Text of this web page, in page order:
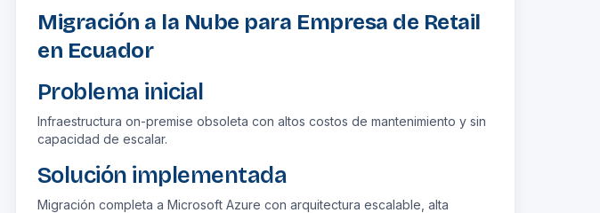
Migración a la Nube para Empresa de Retail
en Ecuador
Problema inicial
Infraestructura on-premise obsoleta con altos costos de mantenimiento y sin
capacidad de escalar.
Solución implementada
Migración completa a Microsoft Azure con arquitectura escalable, alta